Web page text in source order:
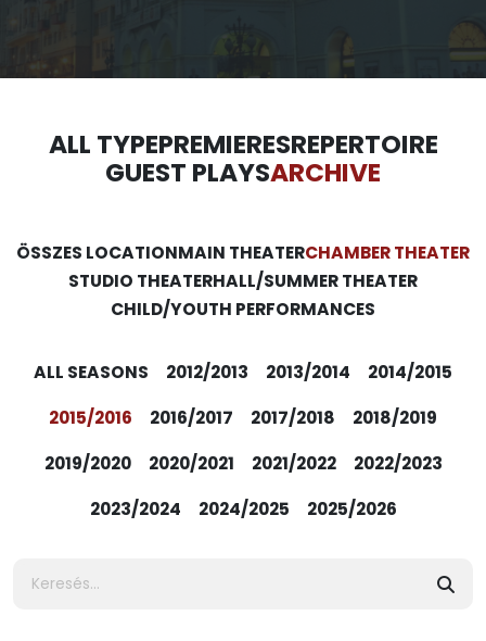
ALL TYPEPREMIERESREPERTOIRE
GUEST PLAYSARCHIVE
ÖSSZES LOCATIONMAIN THEATERCHAMBER THEATER
STUDIO THEATERHALL/SUMMER THEATER
CHILD/YOUTH PERFORMANCES
ALL SEASONS 2012/2013 2013/2014
2014/2015
2015/2016
2016/2017 2017/2018
2018/2019
2019/2020
2020/2021 2021/2022
2022/2023
2023/2024
2024/2025 2025/2026